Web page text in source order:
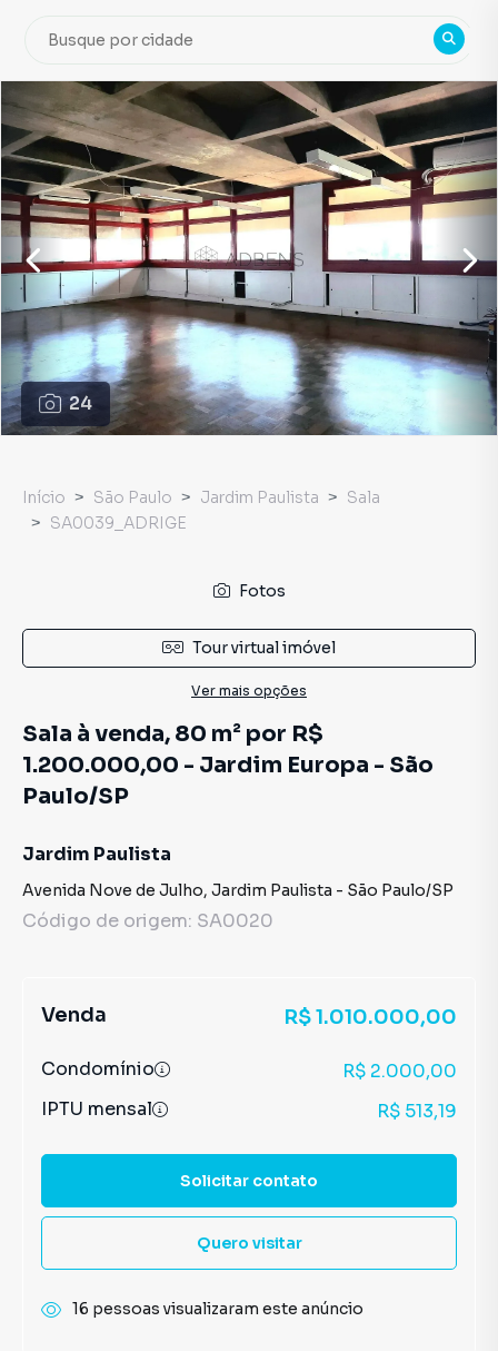
24
Início São Paulo Jardim Paulista
Sala
SA0039_ADRIGE
Fotos
Tour virtual imóvel
Ver mais opções
Sala à venda, 80 m² por R$
1.200.000,00 - Jardim Europa - São
Paulo/SP
Jardim Paulista
Avenida Nove de Julho, Jardim Paulista - São Paulo/SP
Código de origem: SA0020
Venda R$ 1.010.000,00
Condomínio
R$ 2.000,00
IPTU mensal
R$ 513,19
Solicitar contato
Quero visitar
16 pessoas visualizaram este anúncio